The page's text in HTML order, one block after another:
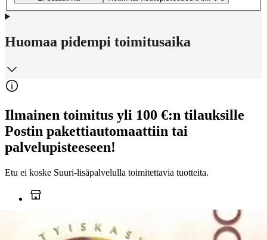
Huomaa pidempi toimitusaika
Ilmainen toimitus yli 100 €:n tilauksille
Postin pakettiautomaattiin tai
palvelupisteeseen!
Etu ei koske Suuri‑lisäpalvelulla toimitettavia tuotteita.
Tarkista myymäläsaatavuus